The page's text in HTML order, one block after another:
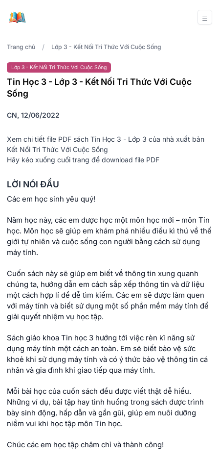
Trang chủ / Lớp 3 - Kết Nối Tri Thức Với Cuộc Sống
Lớp 3 - Kết Nối Tri Thức Với Cuộc Sống
Tin Học 3 - Lớp 3 - Kết Nối Tri Thức Với Cuộc
Sống
CN, 12/06/2022
Xem chi tiết file PDF sách Tin Học 3 - Lớp 3 của nhà xuất bản
Kết Nối Tri Thức Với Cuộc Sống
Hãy kéo xuống cuối trang để download file PDF
LỜI NÓI ĐẦU
Các em học sinh yêu quý!
Năm học này, các em được học một môn học mới – môn Tin
học. Môn học sẽ giúp em khám phá nhiều điều kì thú về thế
giới tự nhiên và cuộc sống con người bằng cách sử dụng
máy tính.
Cuốn sách này sẽ giúp em biết về thông tin xung quanh
chúng ta, hướng dẫn em cách sắp xếp thông tin và dữ liệu
một cách hợp lí để dễ tìm kiếm. Các em sẽ được làm quen
với máy tính và biết sử dụng một số phần mềm máy tính để
giải quyết nhiệm vụ học tập.
Sách giáo khoa Tin học 3 hướng tới việc rèn kĩ năng sử
dụng máy tính một cách an toàn. Em sẽ biết bảo vệ sức
khoẻ khi sử dụng máy tính và có ý thức bảo vệ thông tin cá
nhân và gia đình khi giao tiếp qua máy tính.
Mỗi bài học của cuốn sách đều được viết thật dễ hiểu.
Những ví dụ, bài tập hay tình huống trong sách được trình
bày sinh động, hấp dẫn và gần gũi, giúp em nuôi dưỡng
niềm vui khi học tập môn Tin học.
Chúc các em học tập chăm chỉ và thành công!